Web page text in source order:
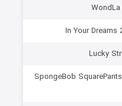
دانلود فصل پانزدهم باب اسفنجی SpongeBob SquarePants